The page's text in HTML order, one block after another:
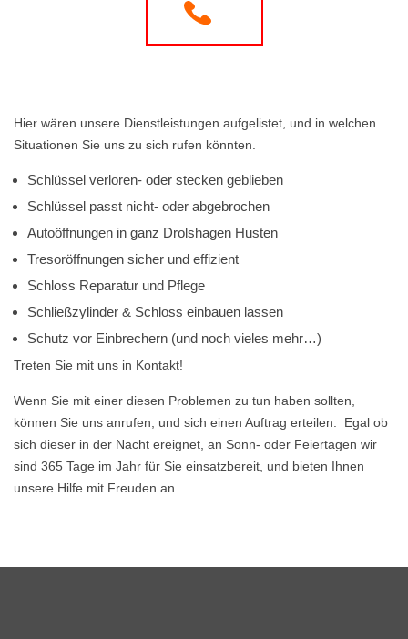
Hier wären unsere Dienstleistungen aufgelistet, und in welchen
Situationen Sie uns zu sich rufen könnten.
Schlüssel verloren- oder stecken geblieben
Schlüssel passt nicht- oder abgebrochen
Autoöffnungen in ganz Drolshagen Husten
Tresoröffnungen sicher und effizient
Schloss Reparatur und Pflege
Schließzylinder & Schloss einbauen lassen
Schutz vor Einbrechern (und noch vieles mehr…)
Treten Sie mit uns in Kontakt!
Wenn Sie mit einer diesen Problemen zu tun haben sollten,
können Sie uns anrufen, und sich einen Auftrag erteilen. Egal ob
sich dieser in der Nacht ereignet, an Sonn- oder Feiertagen wir
sind 365 Tage im Jahr für Sie einsatzbereit, und bieten Ihnen
unsere Hilfe mit Freuden an.